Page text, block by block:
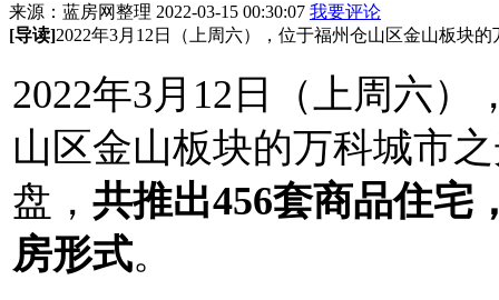
来源：蓝房网整理 2022-03-15 00:30:07 我要评论
[导读]2022年3月12日（上周六），位于福州仓山区金山板块
2022年3月12日（上周六）
山区金山板块的万科城市
盘， 共推出456套商品住宅
房形式。